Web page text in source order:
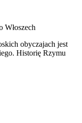
Włoszech
obyczajach jest
Historię Rzymu